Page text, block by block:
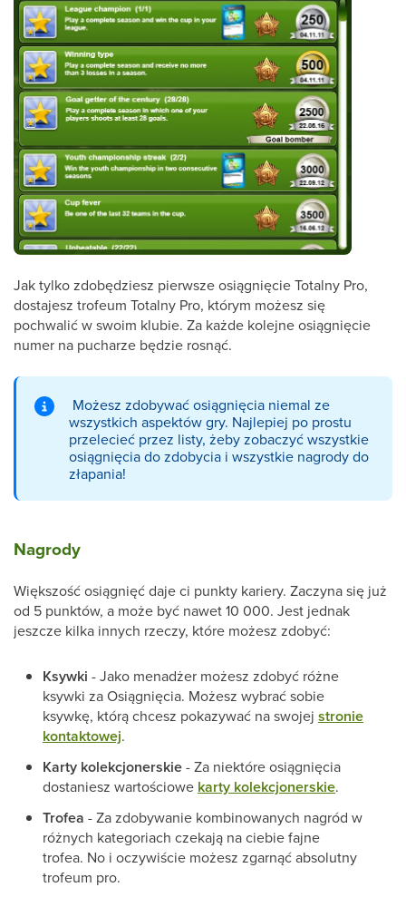
Jak tylko zdobędziesz pierwsze osiągnięcie Totalny Pro,
dostajesz trofeum Totalny Pro, którym możesz się
pochwalić w swoim klubie. Za każde kolejne osiągnięcie
numer na pucharze będzie rosnąć.
Możesz zdobywać osiągnięcia niemal ze
wszystkich aspektów gry. Najlepiej po prostu
przelecieć przez listy, żeby zobaczyć wszystkie
osiągnięcia do zdobycia i wszystkie nagrody do
złapania!
Nagrody
Większość osiągnięć daje ci punkty kariery. Zaczyna się już
od 5 punktów, a może być nawet 10 000. Jest jednak
jeszcze kilka innych rzeczy, które możesz zdobyć:
Ksywki - Jako menadżer możesz zdobyć różne
ksywki za Osiągnięcia. Możesz wybrać sobie
ksywkę, którą chcesz pokazywać na swojej stronie
kontaktowej.
Karty kolekcjonerskie- Za niektóre osiągnięcia
dostaniesz wartościowe karty kolekcjonerskie.
Trofea - Za zdobywanie kombinowanych nagród w
różnych kategoriach czekają na ciebie fajne
trofea. No i oczywiście możesz zgarnąć absolutny
trofeum pro.